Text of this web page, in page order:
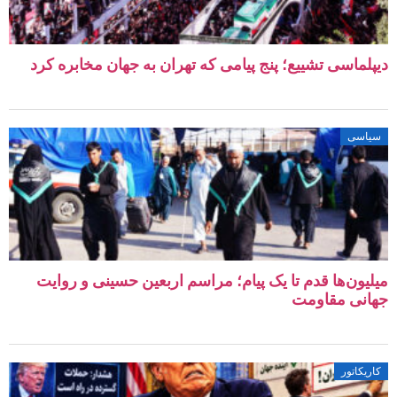
تشییع؛ پنج پیامی که تهران به جهان مخابره کرد
قدم تا یک پیام؛ مراسم اربعین حسینی و روایت
مقاومت